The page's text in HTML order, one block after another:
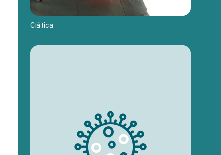
Ciática